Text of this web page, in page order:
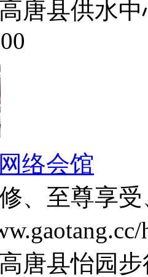
唐县供水
络会馆
、至尊享
唐县怡园